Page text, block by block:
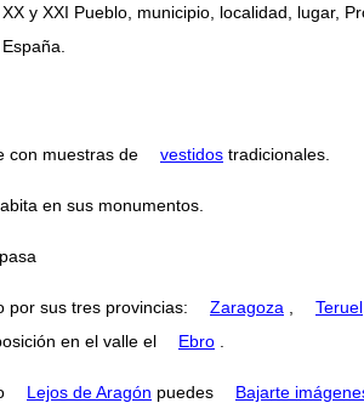
y XXI Pueblo, municipio, localidad, lugar,
con muestras de vestidos tradicionales.
en sus monumentos.
por sus tres provincias: Zaragoza Teruel
en el valle el Ebro
Lejos de Aragón puedes Bajarte